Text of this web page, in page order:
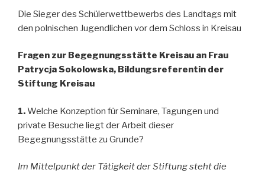
Die Sieger des Schülerwettbewerbs des Landtags mit
den polnischen Jugendlichen vor dem Schloss in Kreisau
Fragen zur Begegnungsstätte Kreisau an Frau
Patrycja Sokolowska, Bildungsreferentin der
Stiftung Kreisau
1.Welche Konzeption für Seminare, Tagungen und
private Besuche liegt der Arbeit dieser
Begegnungsstätte zu Grunde?
Im Mittelpunkt der Tätigkeit der Stiftung steht die